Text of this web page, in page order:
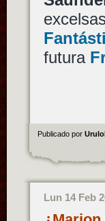
futura
Publicado por
Lun 14 Feb